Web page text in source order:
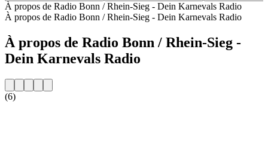
À propos de Radio Bonn / Rhein-Sieg - Dein Karnevals Radio
À propos de Radio Bonn / Rhein-Sieg - Dein Karnevals Radio
À propos de Radio Bonn / Rhein-Sieg -
Dein Karnevals Radio
(6)